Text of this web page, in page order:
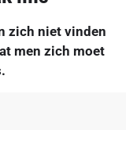
zich niet vinden
men zich moet